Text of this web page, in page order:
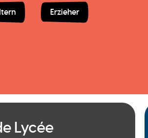
Erzieher
Lycée